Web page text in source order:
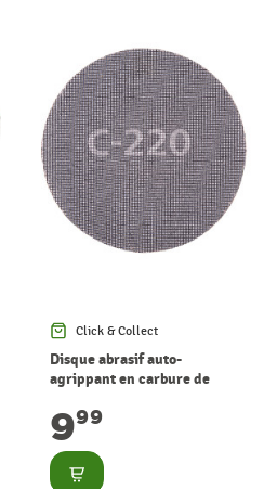
Click & Collect
Disque abrasif auto-
agrippant en carbure de
5 pièces WOLFCRAFT
999
Consulter